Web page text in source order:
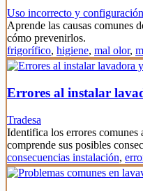
Uso incorrecto y configuración
Aprende las causas comunes
cómo prevenirlos.
frigorífico, higiene, mal olor,
Errores al instalar
Tradesa
Identifica los errores comunes
comprende sus posibles
consecuencias instalación,